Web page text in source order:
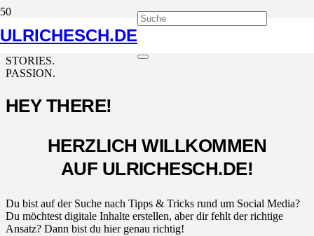
ULRICHESCH.DE
SIMPLY CREATE DIGITAL
CONTENT.
STORIES.
PASSION.
HEY THERE!
HERZLICH WILLKOMMEN
AUF ULRICHESCH.DE!
Du bist auf der Suche nach Tipps & Tricks rund um Social Media?
Du möchtest digitale Inhalte erstellen, aber dir fehlt der richtige
Ansatz? Dann bist du hier genau richtig!